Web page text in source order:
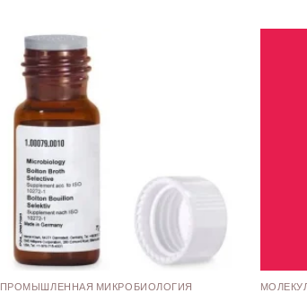
ПРОМЫШЛЕННАЯ МИКРОБИОЛОГИЯ